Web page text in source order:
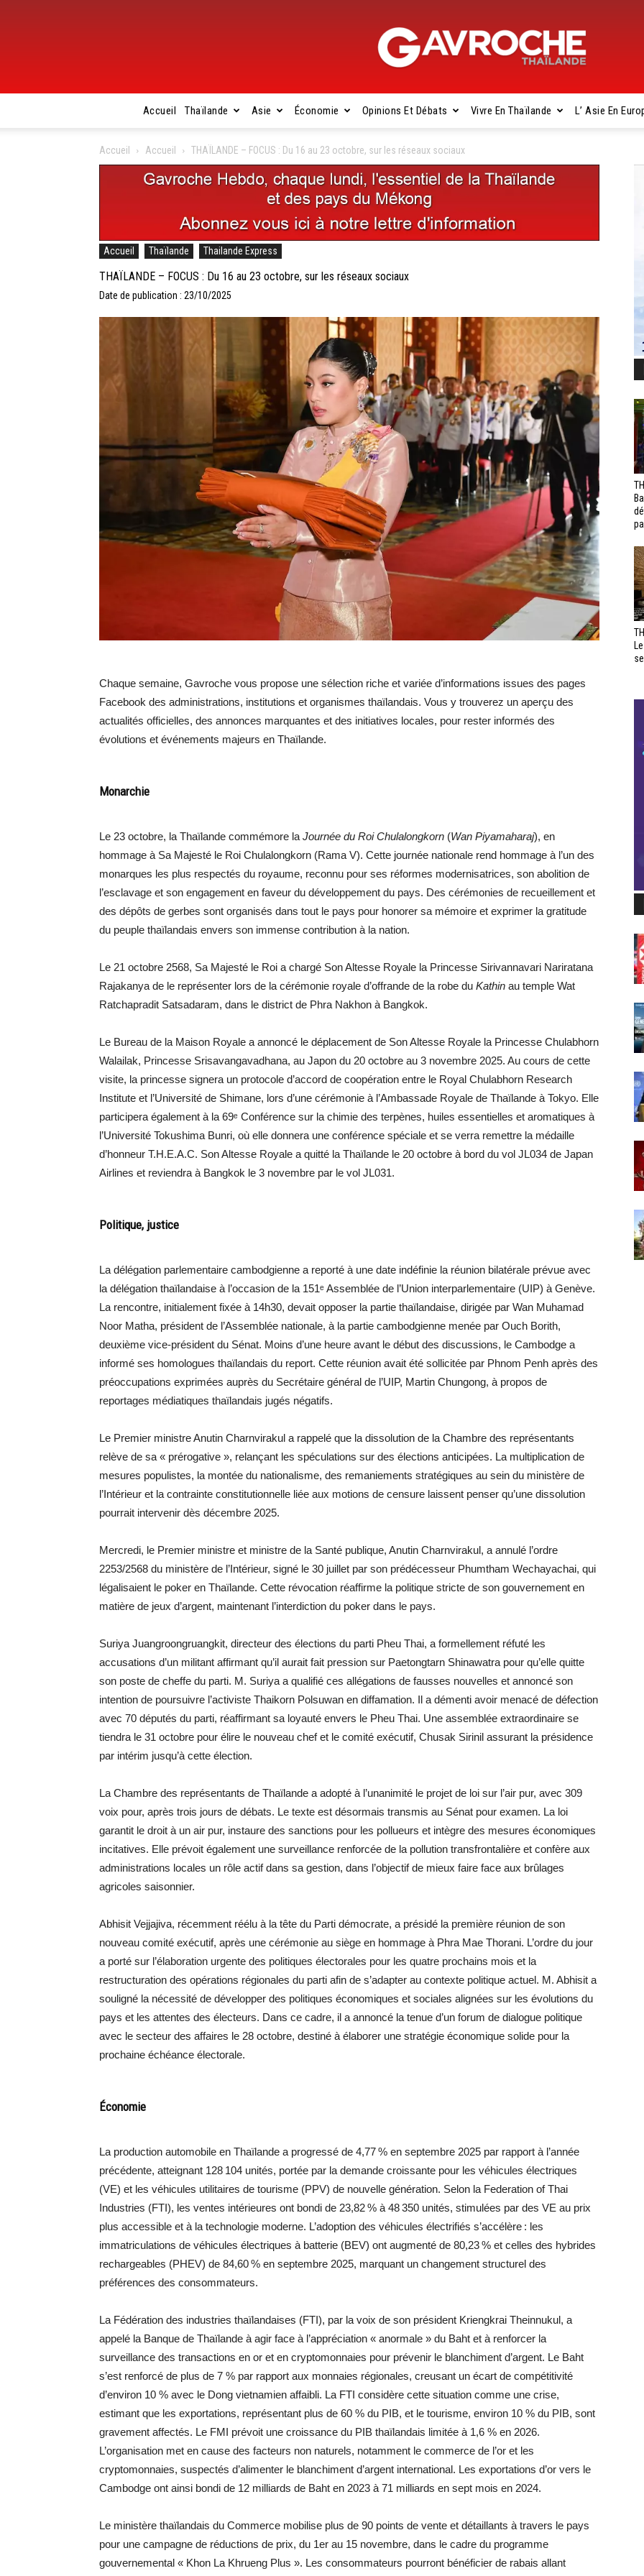
Gavroche
Accueil Thaïlande Asie Économie Opinions Et Débats Vivre En Thaïlande L’ Asie En
Accueil Accueil THAÏLANDE – FOCUS : Du 16 au 23 octobre, sur les réseaux sociaux
Accueil Thaïlande Thailande Express
THAÏLANDE – FOCUS : Du 16 au 23 octobre, sur les réseaux sociaux
Date de publication : 23/10/2025
Chaque semaine, Gavroche vous propose une sélection riche et variée d’informations issues des pages
Facebook des administrations, institutions et organismes thaïlandais. Vous y trouverez un aperçu des
actualités officielles, des annonces marquantes et des initiatives locales, pour rester informés des
évolutions et événements majeurs en Thaïlande.
Monarchie
Le 23 octobre, la Thaïlande commémore la Journée du Roi Chulalongkorn (Wan Piyamaharaj), en
hommage à Sa Majesté le Roi Chulalongkorn (Rama V). Cette journée nationale rend hommage à l’un des
monarques les plus respectés du royaume, reconnu pour ses réformes modernisatrices, son abolition de
l’esclavage et son engagement en faveur du développement du pays. Des cérémonies de recueillement et
des dépôts de gerbes sont organisés dans tout le pays pour honorer sa mémoire et exprimer la gratitude
du peuple thaïlandais envers son immense contribution à la nation.
Le 21 octobre 2568, Sa Majesté le Roi a chargé Son Altesse Royale la Princesse Sirivannavari Nariratana
Rajakanya de le représenter lors de la cérémonie royale d’offrande de la robe du Kathin au temple Wat
Ratchapradit Satsadaram, dans le district de Phra Nakhon à Bangkok.
Le Bureau de la Maison Royale a annoncé le déplacement de Son Altesse Royale la Princesse Chulabhorn
Walailak, Princesse Srisavangavadhana, au Japon du 20 octobre au 3 novembre 2025. Au cours de cette
visite, la princesse signera un protocole d’accord de coopération entre le Royal Chulabhorn Research
Institute et l’Université de Shimane, lors d’une cérémonie à l’Ambassade Royale de Thaïlande à Tokyo. Elle
participera également à la 69ᵉ Conférence sur la chimie des terpènes, huiles essentielles et aromatiques à
l’Université Tokushima Bunri, où elle donnera une conférence spéciale et se verra remettre la médaille
d’honneur T.H.E.A.C. Son Altesse Royale a quitté la Thaïlande le 20 octobre à bord du vol JL034 de Japan
Airlines et reviendra à Bangkok le 3 novembre par le vol JL031.
Politique, justice
La délégation parlementaire cambodgienne a reporté à une date indéfinie la réunion bilatérale prévue avec
la délégation thaïlandaise à l’occasion de la 151ᵉ Assemblée de l’Union interparlementaire (UIP) à Genève.
La rencontre, initialement fixée à 14h30, devait opposer la partie thaïlandaise, dirigée par Wan Muhamad
Noor Matha, président de l’Assemblée nationale, à la partie cambodgienne menée par Ouch Borith,
deuxième vice-président du Sénat. Moins d’une heure avant le début des discussions, le Cambodge a
informé ses homologues thaïlandais du report. Cette réunion avait été sollicitée par Phnom Penh après des
préoccupations exprimées auprès du Secrétaire général de l’UIP, Martin Chungong, à propos de
reportages médiatiques thaïlandais jugés négatifs.
Le Premier ministre Anutin Charnvirakul a rappelé que la dissolution de la Chambre des représentants
relève de sa « prérogative », relançant les spéculations sur des élections anticipées. La multiplication de
mesures populistes, la montée du nationalisme, des remaniements stratégiques au sein du ministère de
l’Intérieur et la contrainte constitutionnelle liée aux motions de censure laissent penser qu’une dissolution
pourrait intervenir dès décembre 2025.
Mercredi, le Premier ministre et ministre de la Santé publique, Anutin Charnvirakul, a annulé l’ordre
2253/2568 du ministère de l’Intérieur, signé le 30 juillet par son prédécesseur Phumtham Wechayachai, qui
légalisaient le poker en Thaïlande. Cette révocation réaffirme la politique stricte de son gouvernement en
matière de jeux d’argent, maintenant l’interdiction du poker dans le pays.
Suriya Juangroongruangkit, directeur des élections du parti Pheu Thai, a formellement réfuté les
accusations d’un militant affirmant qu’il aurait fait pression sur Paetongtarn Shinawatra pour qu’elle quitte
son poste de cheffe du parti. M. Suriya a qualifié ces allégations de fausses nouvelles et annoncé son
intention de poursuivre l’activiste Thaikorn Polsuwan en diffamation. Il a démenti avoir menacé de défection
avec 70 députés du parti, réaffirmant sa loyauté envers le Pheu Thai. Une assemblée extraordinaire se
tiendra le 31 octobre pour élire le nouveau chef et le comité exécutif, Chusak Sirinil assurant la présidence
par intérim jusqu’à cette élection.
La Chambre des représentants de Thaïlande a adopté à l’unanimité le projet de loi sur l’air pur, avec 309
voix pour, après trois jours de débats. Le texte est désormais transmis au Sénat pour examen. La loi
garantit le droit à un air pur, instaure des sanctions pour les pollueurs et intègre des mesures économiques
incitatives. Elle prévoit également une surveillance renforcée de la pollution transfrontalière et confère aux
administrations locales un rôle actif dans sa gestion, dans l’objectif de mieux faire face aux brûlages
agricoles saisonnier.
Abhisit Vejjajiva, récemment réélu à la tête du Parti démocrate, a présidé la première réunion de son
nouveau comité exécutif, après une cérémonie au siège en hommage à Phra Mae Thorani. L’ordre du jour
a porté sur l’élaboration urgente des politiques électorales pour les quatre prochains mois et la
restructuration des opérations régionales du parti afin de s’adapter au contexte politique actuel. M. Abhisit a
souligné la nécessité de développer des politiques économiques et sociales alignées sur les évolutions du
pays et les attentes des électeurs. Dans ce cadre, il a annoncé la tenue d’un forum de dialogue politique
avec le secteur des affaires le 28 octobre, destiné à élaborer une stratégie économique solide pour la
prochaine échéance électorale.
Économie
La production automobile en Thaïlande a progressé de 4,77 % en septembre 2025 par rapport à l’année
précédente, atteignant 128 104 unités, portée par la demande croissante pour les véhicules électriques
(VE) et les véhicules utilitaires de tourisme (PPV) de nouvelle génération. Selon la Federation of Thai
Industries (FTI), les ventes intérieures ont bondi de 23,82 % à 48 350 unités, stimulées par des VE au prix
plus accessible et à la technologie moderne. L’adoption des véhicules électrifiés s’accélère : les
immatriculations de véhicules électriques à batterie (BEV) ont augmenté de 80,23 % et celles des hybrides
rechargeables (PHEV) de 84,60 % en septembre 2025, marquant un changement structurel des
préférences des consommateurs.
La Fédération des industries thaïlandaises (FTI), par la voix de son président Kriengkrai Theinnukul, a
appelé la Banque de Thaïlande à agir face à l’appréciation « anormale » du Baht et à renforcer la
surveillance des transactions en or et en cryptomonnaies pour prévenir le blanchiment d’argent. Le Baht
s’est renforcé de plus de 7 % par rapport aux monnaies régionales, creusant un écart de compétitivité
d’environ 10 % avec le Dong vietnamien affaibli. La FTI considère cette situation comme une crise,
estimant que les exportations, représentant plus de 60 % du PIB, et le tourisme, environ 10 % du PIB, sont
gravement affectés. Le FMI prévoit une croissance du PIB thaïlandais limitée à 1,6 % en 2026.
L’organisation met en cause des facteurs non naturels, notamment le commerce de l’or et les
cryptomonnaies, suspectés d’alimenter le blanchiment d’argent international. Les exportations d’or vers le
Cambodge ont ainsi bondi de 12 milliards de Baht en 2023 à 71 milliards en sept mois en 2024.
Le ministère thaïlandais du Commerce mobilise plus de 90 points de vente et détaillants à travers le pays
pour une campagne de réductions de prix, du 1er au 15 novembre, dans le cadre du programme
gouvernemental « Khon La Khrueng Plus ». Les consommateurs pourront bénéficier de rabais allant